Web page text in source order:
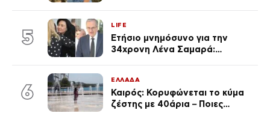
του Θεού»
5
LIFE
Ετήσιο μνημόσυνο για την
34χρονη Λένα Σαμαρά:
6
ΕΛΛΑΔΑ
Καιρός: Κορυφώνεται το κύμα
ζέστης με 40άρια – Ποιες